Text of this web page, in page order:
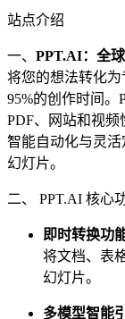
站点介绍
一、 PPT.AI：全
将您的想法转化
95%的创作时间。
PDF、网站和视
智能自动化与灵
幻灯片。
二、 PPT.AI 核心
即时转换功
将文档、表
幻灯片。
多模型智能